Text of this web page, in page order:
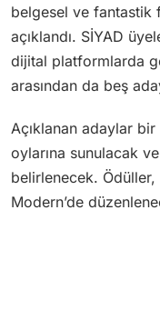
belgesel ve fantastik
açıklandı. SİYAD
dijital platformlarda
arasından da beş
Açıklanan adaylar
oylarına sunulacak
belirlenecek. Ödüller,
Modern’de